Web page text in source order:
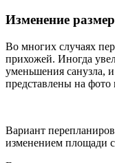
Изменение
Во многих случаях
прихожей. Иногда
уменьшения санузла,
представлены на фото
Вариант
изменением площади